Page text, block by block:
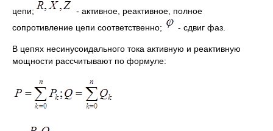
цепи;
- активное, реактивное, полное
сопротивление цепи соответственно;
- сдвиг фаз.
В цепях несинусоидального тока активную и реактивную
мощности рассчитывают по формуле: